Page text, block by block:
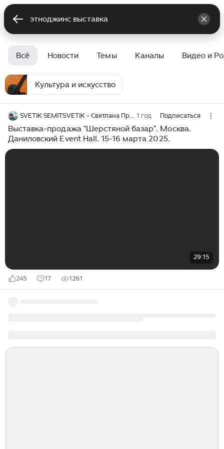
Всё Новости Темы Каналы Видео и
Культура и искусство
SVETIK SEMITSVETIK - Светлана Проценко 1 год Подписаться
Выставка-продажа "Шерстяной базар". Москва.
Даниловский Event Hall. 15-16 марта 2025.
29:15
245 17 1261